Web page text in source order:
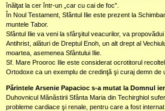
înălţat la cer într-un „car cu cai de foc”.
În Noul Testament, Sfântul Ilie este prezent la
muntele Tabor.
Sfântul Ilie va veni la sfârşitul veacurilor, va
Antihrist, alături de Dreptul Enoh, un alt drept al
moartea, asemenea Sfântului Ilie.
Sf. Mare Prooroc Ilie este considerat ocrotitorul
Ortodoxe ca un exemplu de credinţă şi curaj demn de
Părintele Arsenie Papacioc s-a mutat la Domnul
Duhovnicul Mănăstirii Sfânta Maria din Techirghiol
probleme cardiace şi renale, pentru care a fost